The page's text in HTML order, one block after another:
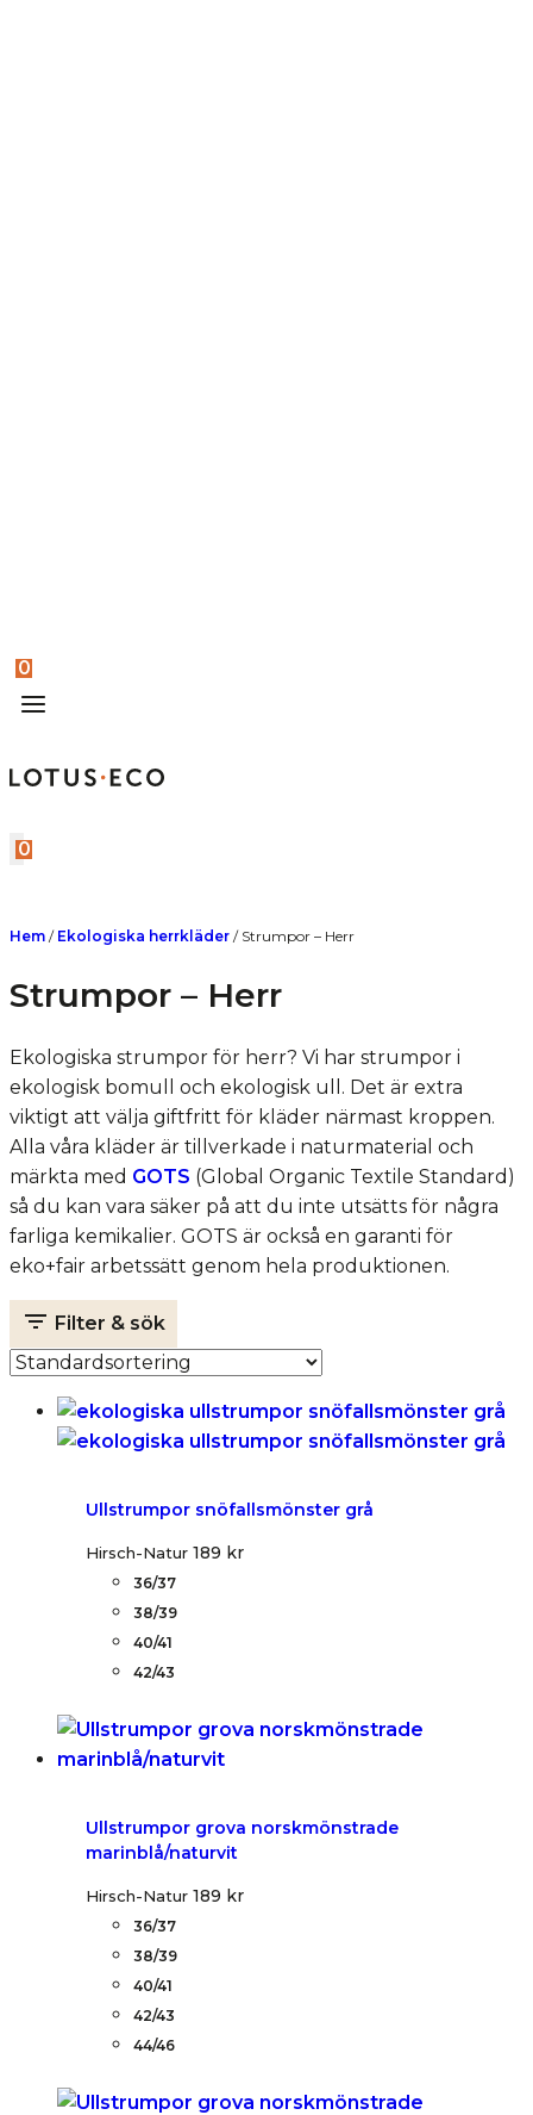
0
0
Hem / Ekologiska herrkläder / Strumpor – Herr
Strumpor – Herr
Ekologiska strumpor för herr? Vi har strumpor i
ekologisk bomull och ekologisk ull. Det är extra
viktigt att välja giftfritt för kläder närmast kroppen.
Alla våra kläder är tillverkade i naturmaterial och
märkta med GOTS (Global Organic Textile Standard)
så du kan vara säker på att du inte utsätts för några
farliga kemikalier. GOTS är också en garanti för
eko+fair arbetssätt genom hela produktionen.
Filter & sök
Ullstrumpor snöfallsmönster grå
Hirsch-Natur 189 kr
36/37
38/39
40/41
42/43
Ullstrumpor grova norskmönstrade
marinblå/naturvit
Hirsch-Natur 189 kr
36/37
38/39
40/41
42/43
44/46